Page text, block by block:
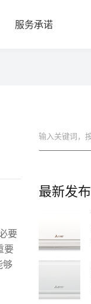
服务承诺
要
要
够
最新发布